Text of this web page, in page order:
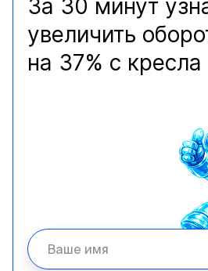
За 30 минут
увеличить
на 37% с кресла